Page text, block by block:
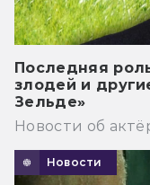
Последняя
злодей и
Зельде»
Новости об
Новости